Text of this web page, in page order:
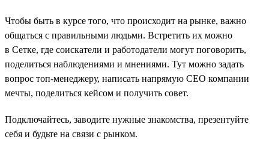
Чтобы быть в курсе того, что происходит на рынке, важно
общаться с правильными людьми. Встретить их можно
в Сетке, где соискатели и работодатели могут поговорить,
поделиться наблюдениями и мнениями. Тут можно задать
вопрос топ-менеджеру, написать напрямую СЕО компании
мечты, поделиться кейсом и получить совет.
Подключайтесь, заводите нужные знакомства, презентуйте
себя и будьте на связи с рынком.